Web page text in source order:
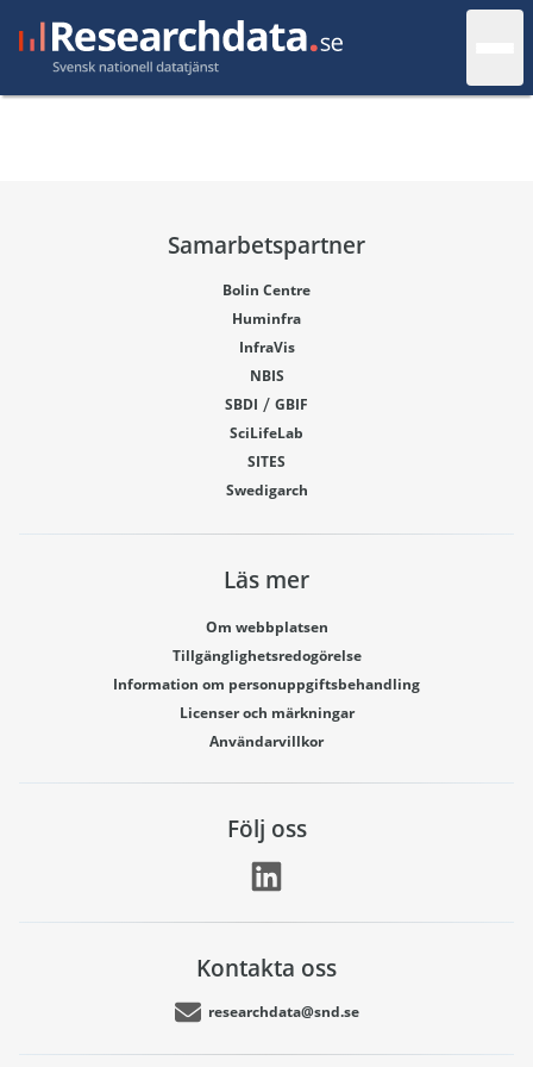
Samarbetspartner
Bolin Centre
Huminfra
InfraVis
NBIS
SBDI / GBIF
SciLifeLab
SITES
Swedigarch
Läs mer
Om webbplatsen
Tillgänglighetsredogörelse
Information om personuppgiftsbehandling
Licenser och märkningar
Användarvillkor
Följ oss
Kontakta oss
researchdata@snd.se